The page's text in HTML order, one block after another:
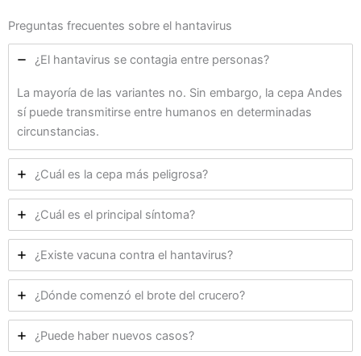
Preguntas frecuentes sobre el hantavirus
¿El hantavirus se contagia entre personas?
La mayoría de las variantes no. Sin embargo, la cepa Andes
sí puede transmitirse entre humanos en determinadas
circunstancias.
¿Cuál es la cepa más peligrosa?
¿Cuál es el principal síntoma?
¿Existe vacuna contra el hantavirus?
¿Dónde comenzó el brote del crucero?
¿Puede haber nuevos casos?